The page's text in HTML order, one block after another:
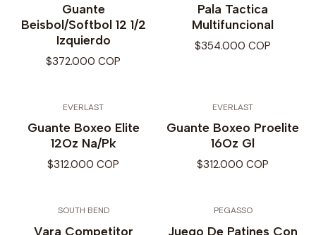
Guante
Beisbol/Softbol 12 1/2
Izquierdo
$372.000 COP
Pala Tactica
Multifuncional
$354.000 COP
EVERLAST
Guante Boxeo Elite
12Oz Na/Pk
$312.000 COP
EVERLAST
Guante Boxeo Proelite
16Oz Gl
$312.000 COP
SOUTH BEND
Vara Competitor
PEGASSO
Juego De Patines Con